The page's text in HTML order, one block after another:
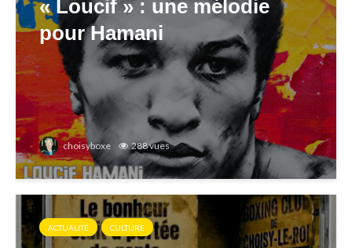
« Loucif » : une mélodie
pour Hamani
choisyboxe 288 vues
ACTUALITÉ CULTURE